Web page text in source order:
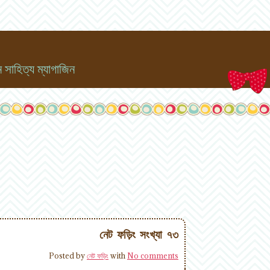
ম্যাগাজিন
নেট ফড়িং সংখ্যা ৭৩
Posted byনেট ফড়িং with No comments